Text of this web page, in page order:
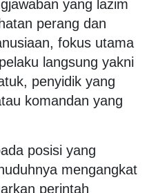
yang lazim
perang dan
fokus utama
langsung yakni
penyidik yang
komandan yang
posisi yang
mengangkat
perintah